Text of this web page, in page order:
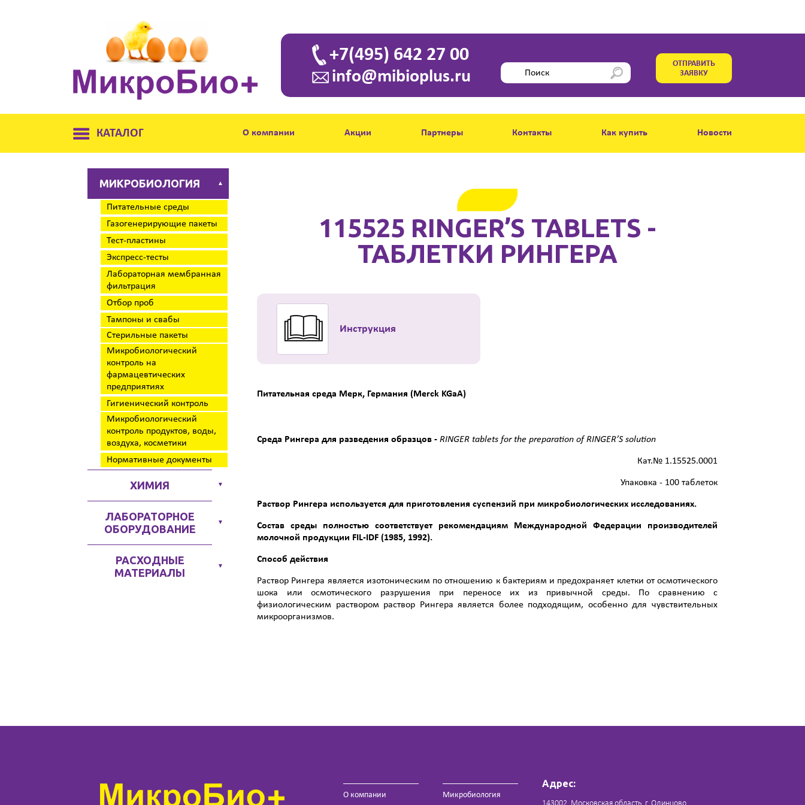
+7(495) 642 27 00
info@mibioplus.ru
ОТПРАВИТЬ
ЗАЯВКУ
КАТАЛОГ О компании Акции Партнеры Контакты Как купить Новости
МИКРОБИОЛОГИЯ ▲
Питательные среды
Газогенерирующие пакеты
Тест-пластины
Экспресс-тесты
Лабораторная мембранная
фильтрация
Отбор проб
Тампоны и свабы
Стерильные пакеты
Микробиологический
контроль на
фармацевтических
предприятиях
Гигиенический контроль
Микробиологический
контроль продуктов, воды,
воздуха, косметики
Нормативные документы
ХИМИЯ ▼
ЛАБОРАТОРНОЕ
ОБОРУДОВАНИЕ
▼
РАСХОДНЫЕ
МАТЕРИАЛЫ
▼
115525 RINGER’S TABLETS -
ТАБЛЕТКИ РИНГЕРА
Инструкция
Питательная среда Мерк, Германия (Merck KGaA)
Среда Рингера для разведения образцов - RINGER tablets for the preparation of RINGER’S solution
Кат.№ 1.15525.0001
Упаковка - 100 таблеток
Раствор Рингера используется для приготовления суспензий при микробиологических исследованиях.
Состав среды полностью соответствует рекомендациям Международной Федерации производителей
молочной продукции FIL- IDF (1985, 1992).
Способ действия
Раствор Рингера является изотоническим по отношению к бактериям и предохраняет клетки от осмотического
шока или осмотического разрушения при переносе их из привычной среды. По сравнению с
физиологическим раствором раствор Рингера является более подходящим, особенно для чувствительных
микроорганизмов.
О компании Микробиология
Адрес: